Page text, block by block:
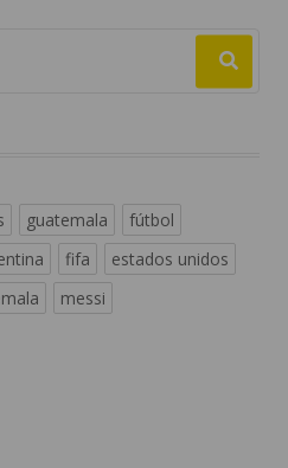
guatemala
fútbol
fifa
estados unidos
messi